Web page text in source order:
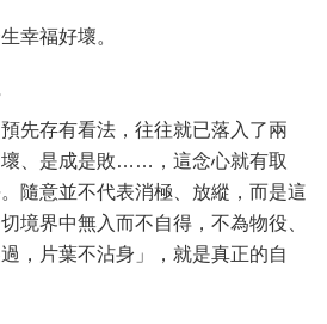
幸福好壞。
先存有看法，往往就已落入了兩
、是成是敗……，這念心就有取
隨意並不代表消極、放縱，而是這
境界中無入而不自得，不為物役、
，片葉不沾身」，就是真正的自